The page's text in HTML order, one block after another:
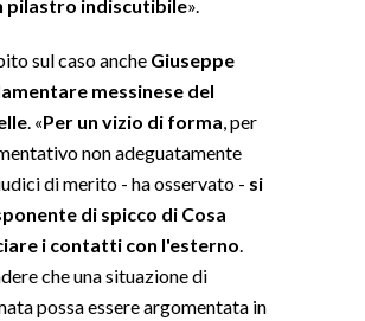
pilastro indiscutibile».
sul caso anche Giuseppe
messinese del
. «Per un vizio di forma , per
non adeguatamente
di merito - ha osservato - si
di spicco di Cosa
i contatti con l'esterno
che una situazione di
possa essere argomentata in